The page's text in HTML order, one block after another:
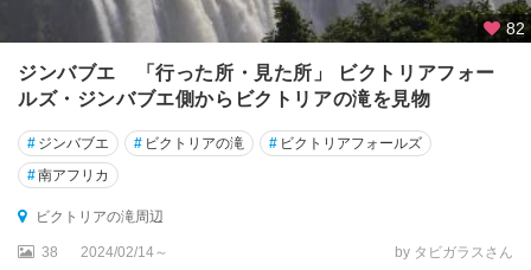
82
ジンバブエ 「行った所・見た所」 ビクトリアフォー
ルズ・ジンバブエ側からビクトリアの滝を見物
# ジンバブエ # ビクトリアの滝 # ビクトリアフォールズ
#南アフリカ
ビクトリアの滝周辺
38 2024/02/14～ by タビガラスさん